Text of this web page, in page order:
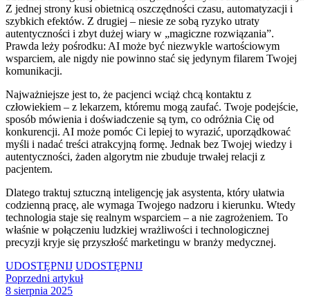
Z jednej strony kusi obietnicą oszczędności czasu, automatyzacji i
szybkich efektów. Z drugiej – niesie ze sobą ryzyko utraty
autentyczności i zbyt dużej wiary w „magiczne rozwiązania”.
Prawda leży pośrodku: AI może być niezwykle wartościowym
wsparciem, ale nigdy nie powinno stać się jedynym filarem Twojej
komunikacji.
Najważniejsze jest to, że pacjenci wciąż chcą kontaktu z
człowiekiem – z lekarzem, któremu mogą zaufać. Twoje podejście,
sposób mówienia i doświadczenie są tym, co odróżnia Cię od
konkurencji. AI może pomóc Ci lepiej to wyrazić, uporządkować
myśli i nadać treści atrakcyjną formę. Jednak bez Twojej wiedzy i
autentyczności, żaden algorytm nie zbuduje trwałej relacji z
pacjentem.
Dlatego traktuj sztuczną inteligencję jak asystenta, który ułatwia
codzienną pracę, ale wymaga Twojego nadzoru i kierunku. Wtedy
technologia staje się realnym wsparciem – a nie zagrożeniem. To
właśnie w połączeniu ludzkiej wrażliwości i technologicznej
precyzji kryje się przyszłość marketingu w branży medycznej.
UDOSTĘPNIJ UDOSTĘPNIJ
Poprzedni artykuł
8 sierpnia 2025